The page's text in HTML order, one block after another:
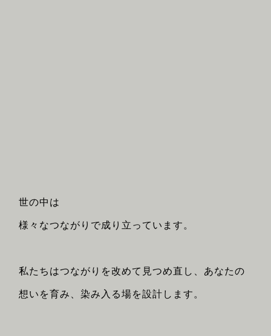
世の中は
様々なつながりで成り立っています。
私たちはつながりを改めて見つめ直し、あなたの
想いを育み、染み入る場を設計します。